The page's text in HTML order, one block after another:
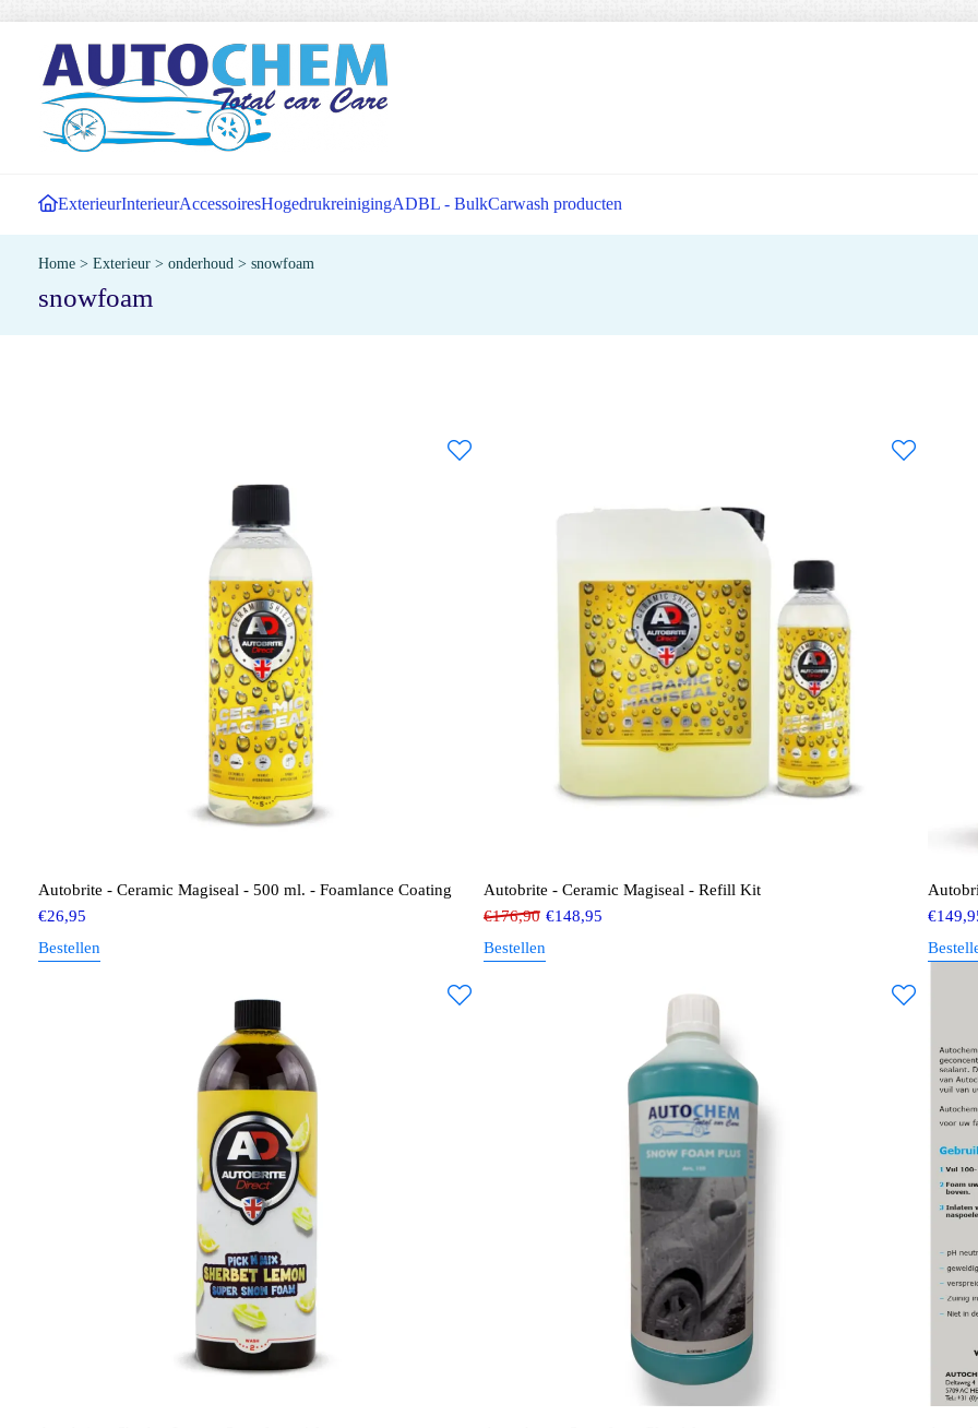
ExterieurInterieurAccessoiresHogedrukreinigingADBL - BulkCarwash producten
Home > Exterieur > onderhoud > snowfoam
snowfoam
Autobrite - Ceramic Magiseal - 500 ml. - Foamlance Coating
€26,95
Bestellen
Autobrite - Ceramic Magiseal - Refill Kit
€176,90 €148,95
Bestellen
€